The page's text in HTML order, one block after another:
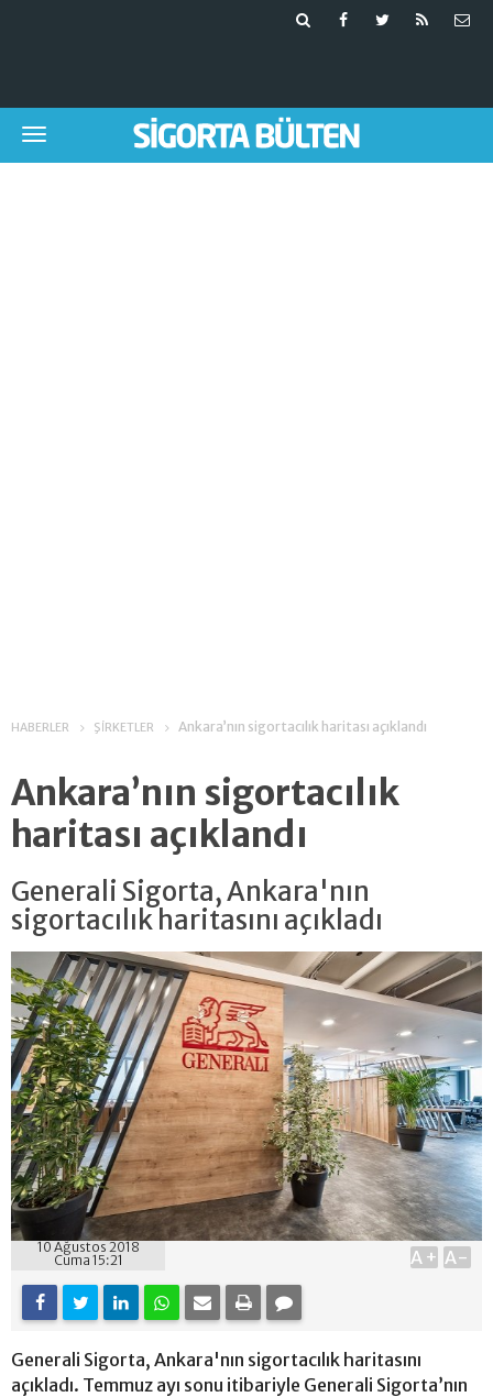
HABERLER ŞİRKETLER Ankara’nın sigortacılık haritası açıklandı
Ankara’nın sigortacılık
haritası açıklandı
Generali Sigorta, Ankara'nın
sigortacılık haritasını açıkladı
10 Ağustos 2018
Cuma 15:21
A+ A-
Generali Sigorta, Ankara'nın sigortacılık haritasını
açıkladı. Temmuz ayı sonu itibariyle Generali Sigorta’nın